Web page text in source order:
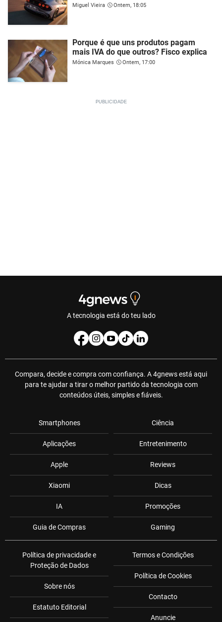
Miguel Vieira Ontem, 18:05
Porque é que uns produtos pagam
mais IVA do que outros? Fisco explica
Mónica Marques Ontem, 17:00
A tecnologia está do teu lado
Compara, decide e compra com confiança. A 4gnews está aqui
para te ajudar a tirar o melhor partido da tecnologia com
conteúdos úteis, simples e fiáveis.
Smartphones
Aplicações
Apple
Xiaomi
IA
Guia de Compras
Ciência
Entretenimento
Reviews
Dicas
Promoções
Gaming
Política de privacidade e
Proteção de Dados
Sobre nós
Estatuto Editorial
Termos e Condições
Política de Cookies
Contacto
Anuncie